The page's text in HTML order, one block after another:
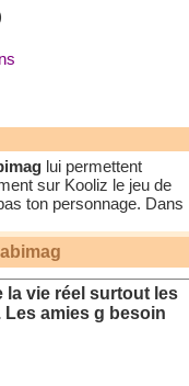
lui permettent
sur Kooliz le jeu de
ton personnage. Dans
la vie réel surtout les
amies g besoin